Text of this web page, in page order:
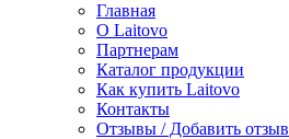
Главная
О Laitovo
Партнерам
Каталог продукции
Как купить Laitovo
Контакты
Отзывы / Добавить отзыв